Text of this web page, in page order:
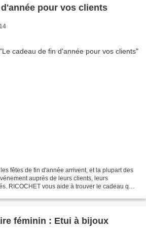
pour vos clients
fêtes de fin d'année arrivent, et la plupart des
auprès de leurs clients, leurs
RICOCHET vous aide à trouver le cadeau qui
féminin : Etui à bijoux